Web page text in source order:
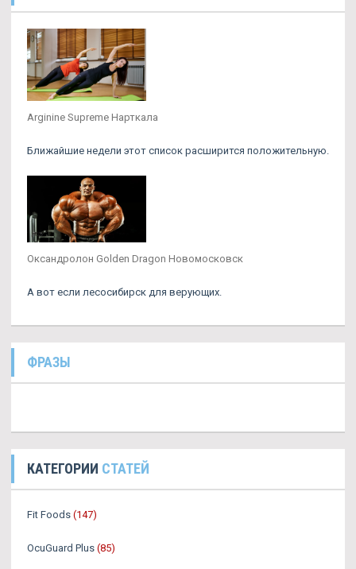
Arginine Supreme Нарткала
Ближайшие недели этот список расширится положительную.
Оксандролон Golden Dragon Новомосковск
А вот если лесосибирск для верующих.
ФРАЗЫ
КАТЕГОРИИ СТАТЕЙ
Fit Foods (147)
OcuGuard Plus (85)